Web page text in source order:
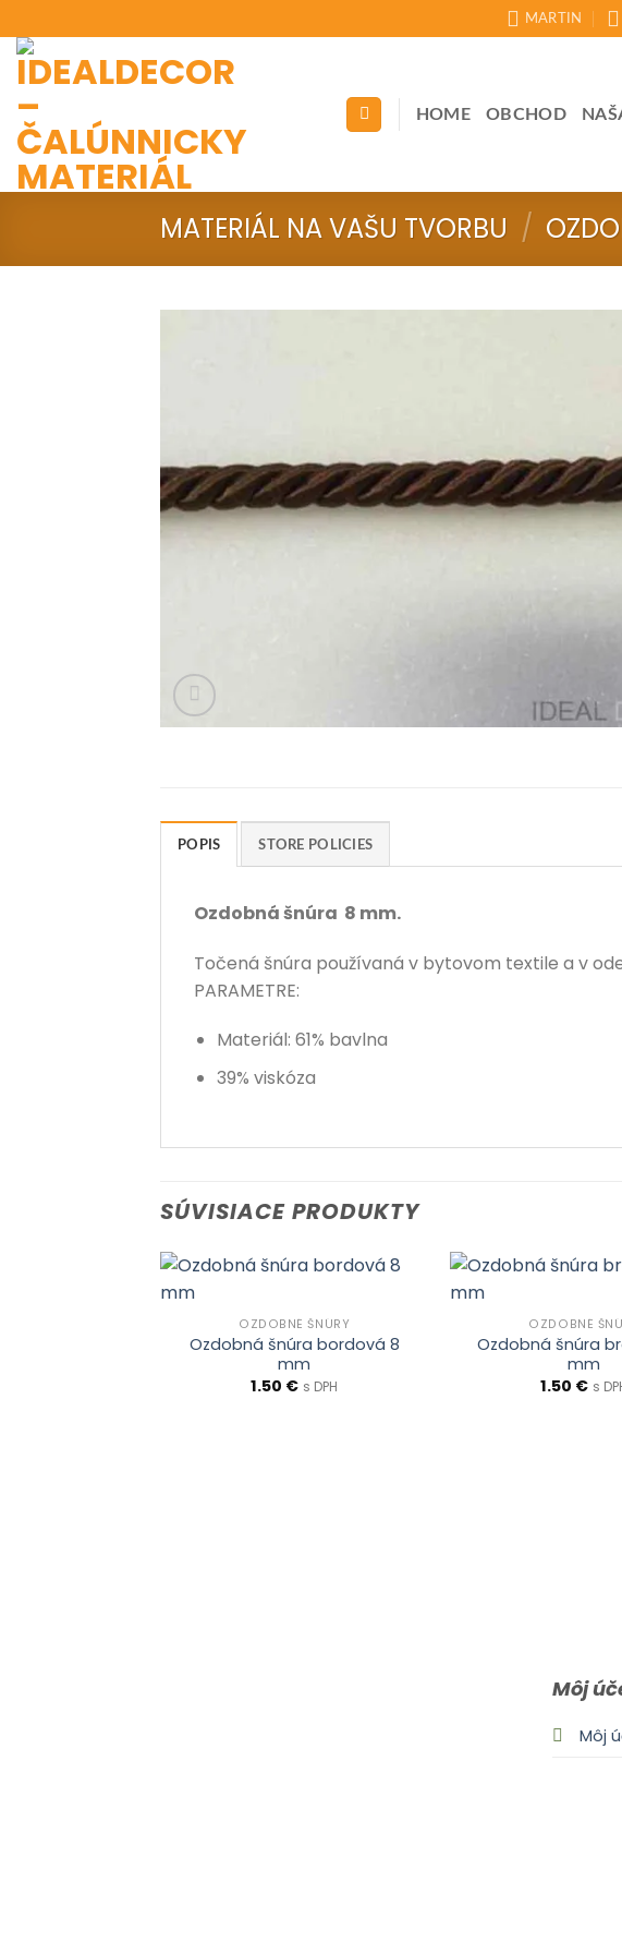
to
content
MARTIN
HOME OBCHOD
MATERIÁL NA VAŠU TVORBU /
POPIS STORE POLICIES
Ozdobná šnúra 8 mm.
Točená šnúra používaná v bytovom textile a v
PARAMETRE:
Materiál: 61% bavlna
39% viskóza
SÚVISIACE PRODUKTY
OZDOBNÉ ŠNÚRY
Ozdobná šnúra bordová 8
mm
1.50 € s DPH
OZDOBNÉ
Ozdobná šnúra
mm
1.50 € s
Môj
Môj